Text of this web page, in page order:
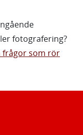
fotografering?
frågor som rör